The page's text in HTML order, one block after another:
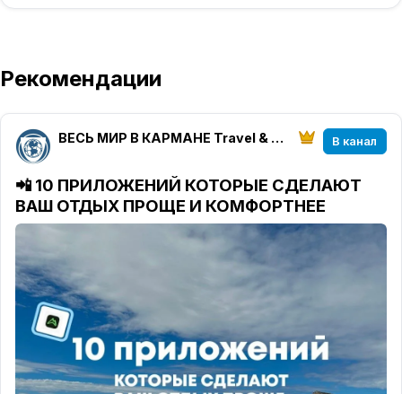
Рекомендации
ВЕСЬ МИР В КАРМАНЕ Travel & Charter В канал
📲 10 ПРИЛОЖЕНИЙ КОТОРЫЕ СДЕЛАЮТ
ВАШ ОТДЫХ ПРОЩЕ И КОМФОРТНЕЕ